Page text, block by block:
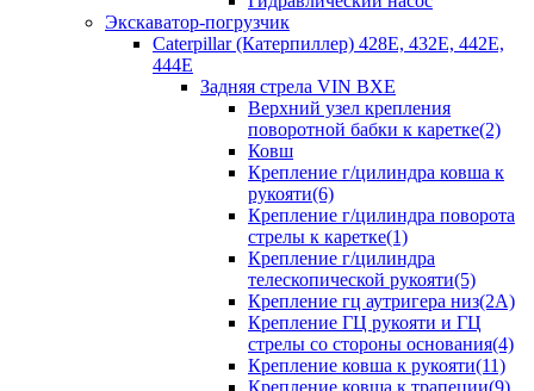
Экскаватор-погрузчик
Caterpillar (Катерпиллер) 428E, 432E, 442E,
444E
Задняя стрела VIN BXE
Верхний узел крепления
поворотной бабки к каретке(2)
Ковш
Крепление г/цилиндра ковша к
рукояти(6)
Крепление г/цилиндра поворота
стрелы к каретке(1)
Крепление г/цилиндра
телескопической рукояти(5)
Крепление гц аутригера низ(2А)
Крепление ГЦ рукояти и ГЦ
стрелы со стороны основания(4)
Крепление ковша к рукояти(11)
Крепление ковша к трапеции(9)